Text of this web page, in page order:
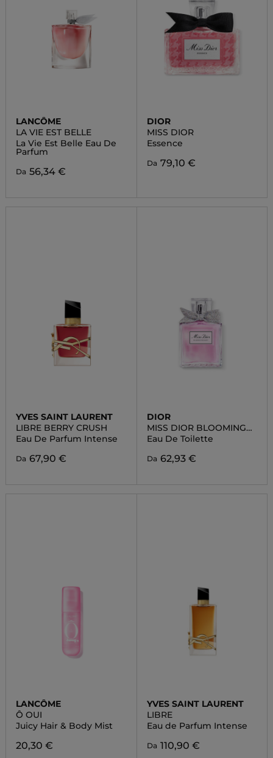
LANCÔME
LA VIE EST BELLE
La Vie Est Belle Eau De
Parfum
Da 56,34 €
DIOR
MISS DIOR
Essence
Da 79,10 €
YVES SAINT LAURENT
LIBRE BERRY CRUSH
Eau De Parfum Intense
Da 67,90 €
DIOR
MISS DIOR BLOOMING
BOUQUET
Eau De Toilette
Da 62,93 €
LANCÔME
Ô OUI
Juicy Hair & Body Mist
20,30 €
YVES SAINT LAURENT
LIBRE
Eau de Parfum Intense
Da 110,90 €